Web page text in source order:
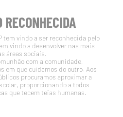
RECONHECIDA
tem vindo a ser reconhecida pelo
vindo a desenvolver nas mais
áreas sociais.
com a comunidade,
em que cuidamos do outro. Aos
procuramos aproximar a
proporcionando a todos
que tecem teias humanas.